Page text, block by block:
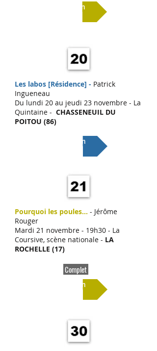
Lien
Les labos [Résidence] - Patrick
Ingueneau
Du lundi 20 au jeudi 23 novembre - La
Quintaine - CHASSENEUIL DU
POITOU (86)
Lien
Pourquoi les poules... - Jérôme
Rouger
Mardi 21 novembre - 19h30 - La
Coursive, scène nationale - LA
ROCHELLE (17)
Complet
Lien